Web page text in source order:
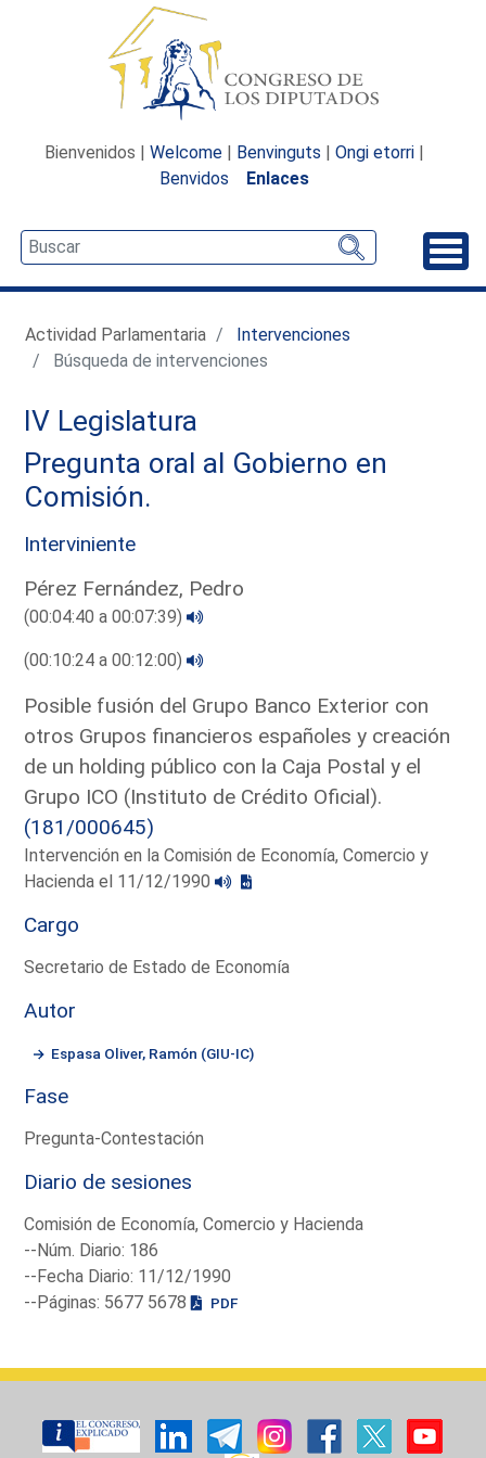
Bienvenidos | Welcome | Benvinguts | Ongi etorri |
Benvidos
Enlaces
Actividad Parlamentaria
Intervenciones
Búsqueda de intervenciones
IV Legislatura
Pregunta oral al Gobierno en
Comisión.
Interviniente
Pérez Fernández, Pedro
(00:04:40 a 00:07:39)
(00:10:24 a 00:12:00)
Posible fusión del Grupo Banco Exterior con
otros Grupos financieros españoles y creación
de un holding público con la Caja Postal y el
Grupo ICO (Instituto de Crédito Oficial).
(181/000645)
Intervención en la Comisión de Economía, Comercio y
Hacienda el 11/12/1990
Cargo
Secretario de Estado de Economía
Autor
Espasa Oliver, Ramón (GIU-IC)
Fase
Pregunta-Contestación
Diario de sesiones
Comisión de Economía, Comercio y Hacienda
--Núm. Diario: 186
--Fecha Diario: 11/12/1990
--Páginas: 5677 5678
PDF